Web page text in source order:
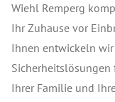
Wiehl Remperg
Ihr Zuhause vor
Ihnen entwickeln
Sicherheitslösungen
Ihrer Familie und